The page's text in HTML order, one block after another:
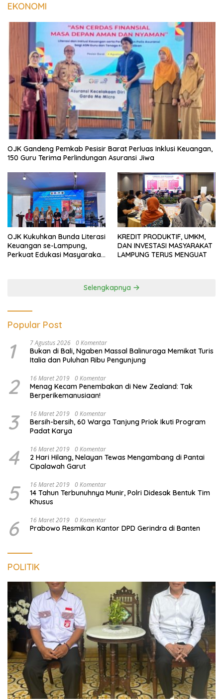
EKONOMI
OJK Gandeng Pemkab Pesisir Barat Perluas Inklusi Keuangan,
150 Guru Terima Perlindungan Asuransi Jiwa
OJK Kukuhkan Bunda Literasi
Keuangan se-Lampung,
Perkuat Edukasi Masyarakat
KREDIT PRODUKTIF, UMKM,
DAN INVESTASI MASYARAKAT
LAMPUNG TERUS MENGUAT
Selengkapnya
Popular Post
1 7 Agustus 2026 0 Komentar
Bukan di Bali, Ngaben Massal Balinuraga Memikat Turis
Italia dan Puluhan Ribu Pengunjung
2 16 Maret 2019 0 Komentar
Menag Kecam Penembakan di New Zealand: Tak
Berperikemanusiaan!
3 16 Maret 2019 0 Komentar
Bersih-bersih, 60 Warga Tanjung Priok Ikuti Program
Padat Karya
4 16 Maret 2019 0 Komentar
2 Hari Hilang, Nelayan Tewas Mengambang di Pantai
Cipalawah Garut
5 16 Maret 2019 0 Komentar
14 Tahun Terbunuhnya Munir, Polri Didesak Bentuk Tim
Khusus
6 16 Maret 2019 0 Komentar
Prabowo Resmikan Kantor DPD Gerindra di Banten
POLITIK